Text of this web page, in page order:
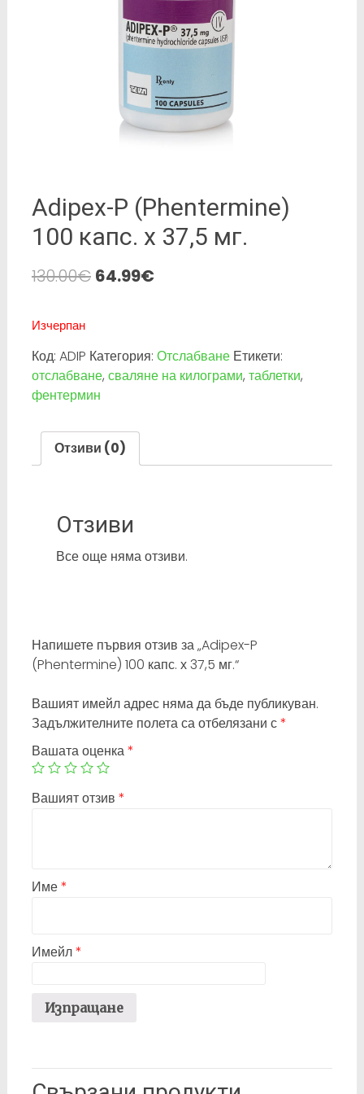
Adipex-P (Phentermine)
100 капс. х 37,5 мг.
130.00€ 64.99€
Изчерпан
Код: ADIP Категория: Отслабване Етикети:
отслабване, сваляне на килограми, таблетки,
фентермин
Отзиви (0)
Отзиви
Все още няма отзиви.
Напишете първия отзив за „Adipex-P
(Phentermine) 100 капс. х 37,5 мг.“
Вашият имейл адрес няма да бъде публикуван.
Задължителните полета са отбелязани с*
Вашата оценка*
Вашият отзив *
Име*
Имейл*